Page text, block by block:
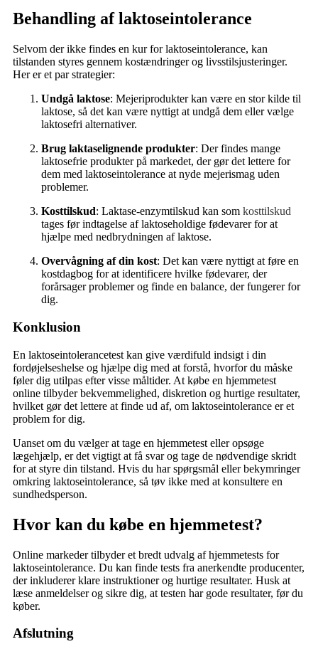
Behandling af laktoseintolerance
Selvom der ikke findes en kur for laktoseintolerance, kan
tilstanden styres gennem kostændringer og livsstilsjusteringer.
Her er et par strategier:
Undgå laktose: Mejeriprodukter kan være en stor kilde til
laktose, så det kan være nyttigt at undgå dem eller vælge
laktosefri alternativer.
Brug laktaselignende produkter: Der findes mange
laktosefrie produkter på markedet, der gør det lettere for
dem med laktoseintolerance at nyde mejerismag uden
problemer.
Kosttilskud: Laktase-enzymtilskud kan som kosttilskud
tages før indtagelse af laktoseholdige fødevarer for at
hjælpe med nedbrydningen af laktose.
Overvågning af din kost: Det kan være nyttigt at føre en
kostdagbog for at identificere hvilke fødevarer, der
forårsager problemer og finde en balance, der fungerer for
dig.
Konklusion
En laktoseintolerancetest kan give værdifuld indsigt i din
fordøjelseshelse og hjælpe dig med at forstå, hvorfor du måske
føler dig utilpas efter visse måltider. At købe en hjemmetest
online tilbyder bekvemmelighed, diskretion og hurtige resultater,
hvilket gør det lettere at finde ud af, om laktoseintolerance er et
problem for dig.
Uanset om du vælger at tage en hjemmetest eller opsøge
lægehjælp, er det vigtigt at få svar og tage de nødvendige skridt
for at styre din tilstand. Hvis du har spørgsmål eller bekymringer
omkring laktoseintolerance, så tøv ikke med at konsultere en
sundhedsperson.
Hvor kan du købe en hjemmetest?
Online markeder tilbyder et bredt udvalg af hjemmetests for
laktoseintolerance. Du kan finde tests fra anerkendte producenter,
der inkluderer klare instruktioner og hurtige resultater. Husk at
læse anmeldelser og sikre dig, at testen har gode resultater, før du
køber.
Afslutning